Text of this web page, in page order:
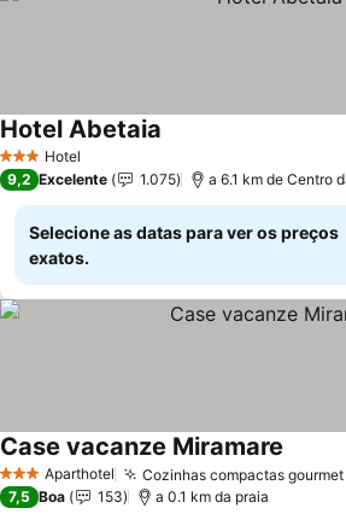
3 EstrelasHotel
Hotel Abetaia
9,2 Excelente 1.075 a 6.1 km de Centro
Selecione as datas para ver os preços
exatos.
3 EstrelasAparthotel Cozinhas compactas
Case vacanze Miramare
7,5 Boa 153 a 0.1 km da praia